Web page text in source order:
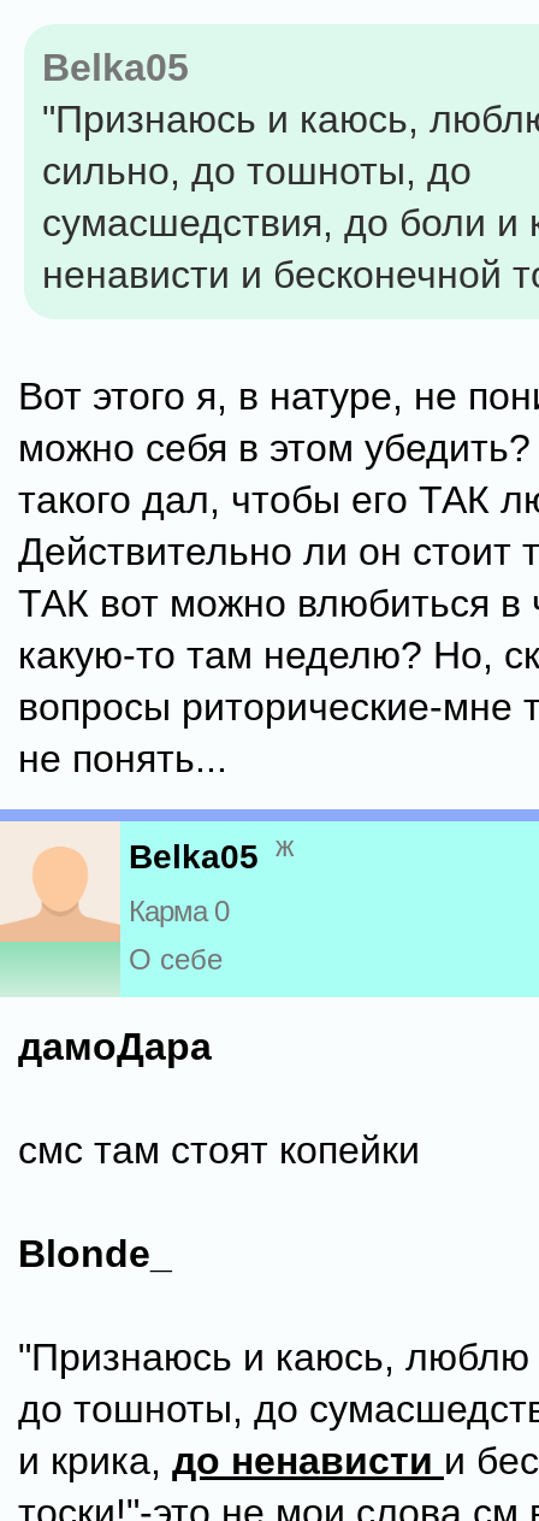
Belka05
"Признаюсь и каюсь,
сильно, до тошноты, до
сумасшедствия, до боли и
ненависти и бесконечной
Вот этого я, в натуре, не
можно себя в этом
такого дал, чтобы его ТАК
Действительно ли он стоит
ТАК вот можно влюбиться в
какую-то там неделю? Но,
вопросы риторические-мне
не понять...
Belka05 ж
Карма 0
О себе
дамоДара
смс там стоят копейки
Blonde_
"Признаюсь и каюсь, люблю
до тошноты, до
и крика, до ненависти и